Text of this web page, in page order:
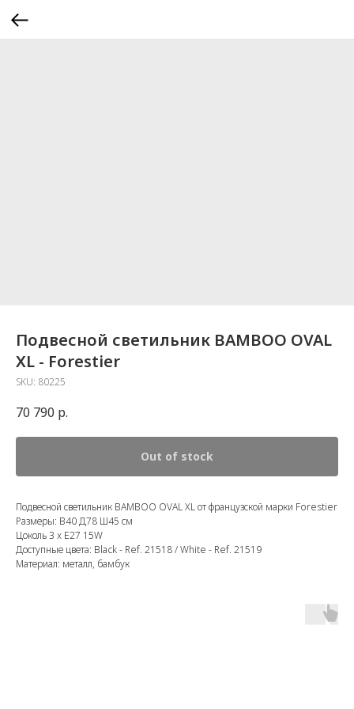
Подвесной светильник BAMBOO OVAL
XL - Forestier
SKU: 80225
70 790 р.
Out of stock
Подвесной светильник BAMBOO OVAL XL от французской марки Forestier
Размеры: В40 Д78 Ш45 см
Цоколь 3 x E27 15W
Доступные цвета: Black - Ref. 21518 / White - Ref. 21519
Материал: металл, бамбук